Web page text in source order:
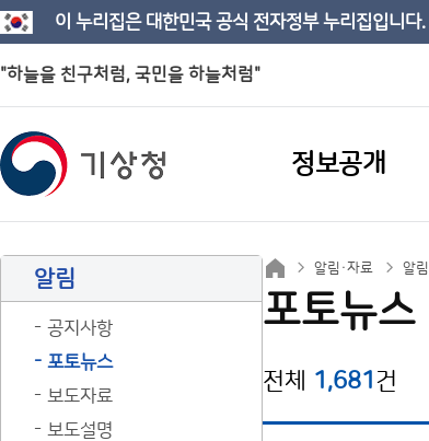
이 누리집은 대한민국 공식 전자정부 누리집입니다.
"하늘을 친구처럼, 국민을 하늘처럼"
정보공개
알림
공지사항
포토뉴스
보도자료
보도설명
알림·자료 알림
포토뉴스
전체 1,681건